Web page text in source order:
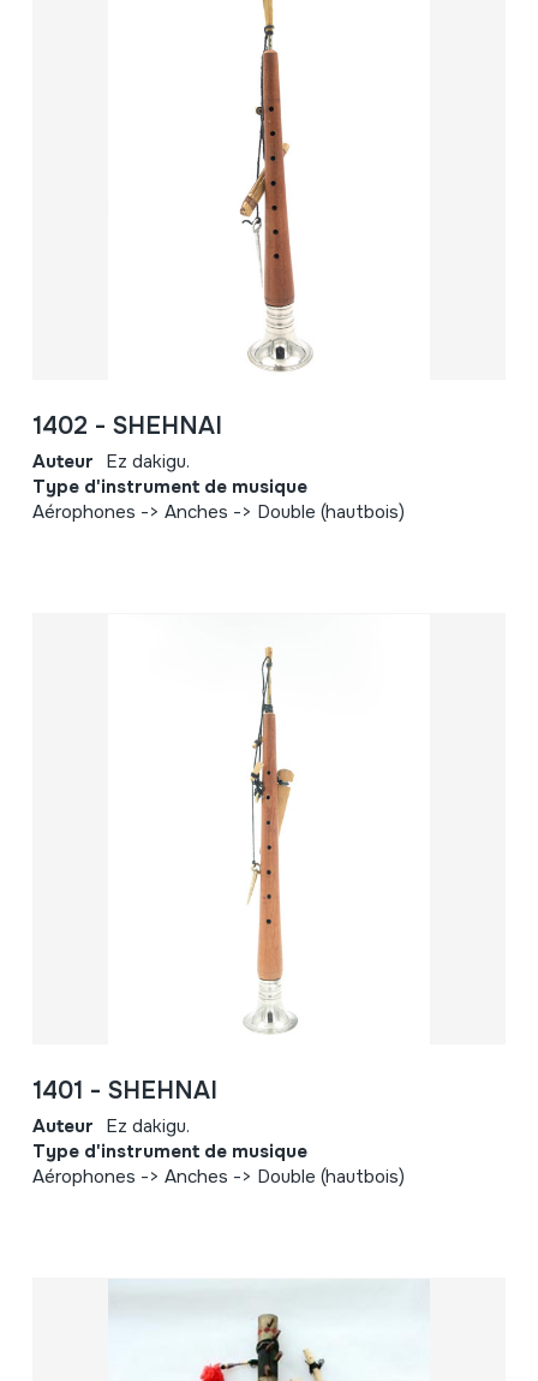
1402 - SHEHNAI
Auteur Ez dakigu.
Type d'instrument de musique
Aérophones -> Anches -> Double (hautbois)
1401 - SHEHNAI
Auteur Ez dakigu.
Type d'instrument de musique
Aérophones -> Anches -> Double (hautbois)